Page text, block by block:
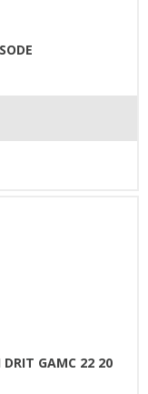
GAMC 22 20